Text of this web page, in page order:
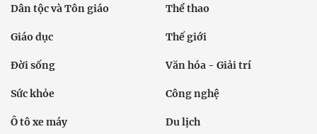
Dân tộc và Tôn giáo Thể thao
Giáo dục Thế giới
Đời sống Văn hóa - Giải trí
Sức khỏe Công nghệ
Ô tô xe máy Du lịch